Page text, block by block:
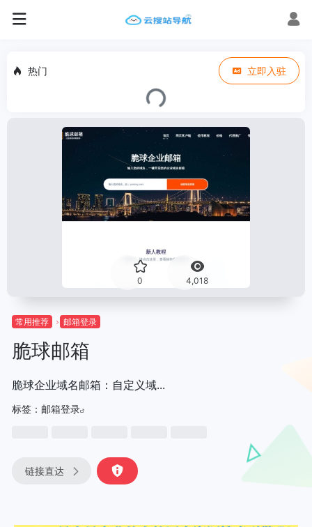
热门 立即入驻
0 4,018
常用推荐 邮箱登录
脆球邮箱
脆球企业域名邮箱：自定义域...
标签： 邮箱登录
链接直达